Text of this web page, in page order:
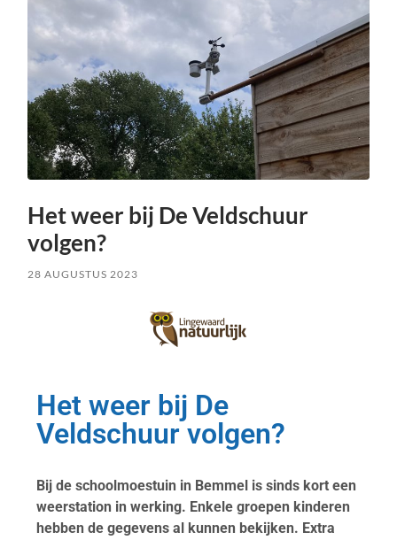
Het weer bij De Veldschuur
volgen?
28 AUGUSTUS 2023
Het weer bij De
Veldschuur volgen?
Bij de schoolmoestuin in Bemmel is sinds kort een
weerstation in werking. Enkele groepen kinderen
hebben de gegevens al kunnen bekijken. Extra